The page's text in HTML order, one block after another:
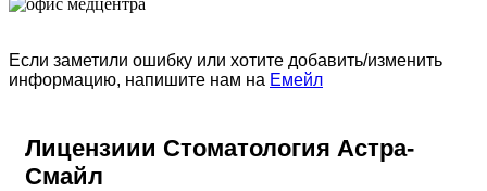
Если заметили ошибку или хотите добавить/изменить
информацию, напишите нам на Емейл
Лицензиии Стоматология Астра-
Смайл